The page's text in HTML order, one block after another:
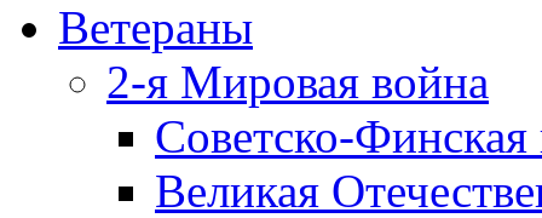
Ветераны
2-я Мировая война
Советско-
Великая